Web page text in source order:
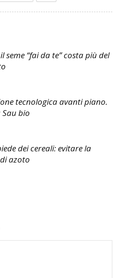
seme “fai da te” costa più del
tecnologica avanti piano.
Sau bio
dei cereali: evitare la
azoto